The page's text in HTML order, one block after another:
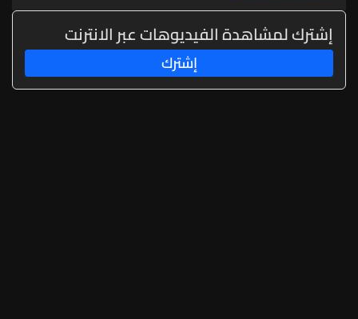
إشترك لمشاهدة الفيديوهات عبر الانترنت
إشترك